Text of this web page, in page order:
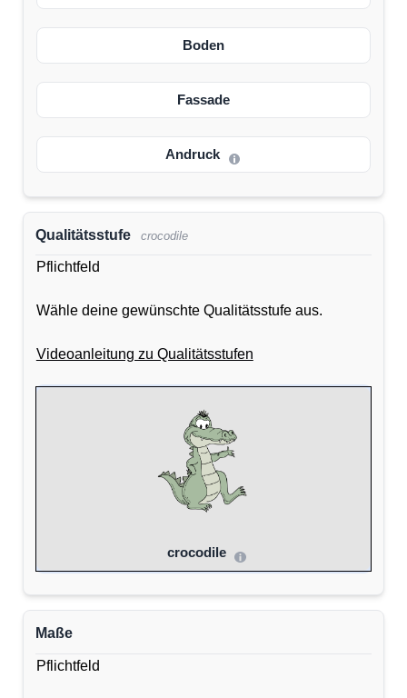
Boden
Fassade
Andruck
Qualitätsstufe crocodile
Pflichtfeld
Wähle deine gewünschte Qualitätsstufe aus.
Videoanleitung zu Qualitätsstufen
crocodile
Maße
Pflichtfeld